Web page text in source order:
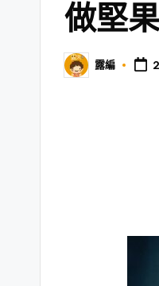
做堅
Posted
by
露編